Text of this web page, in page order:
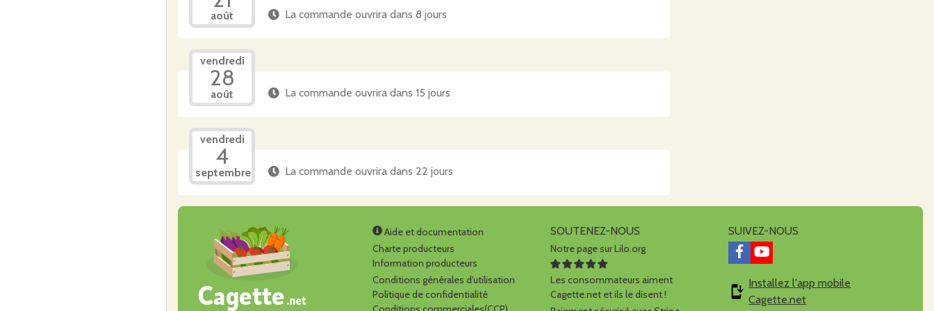
août La commande ouvrira dans 8 jours
vendredi
28
août La commande ouvrira dans 15 jours
vendredi
4
septembre La commande ouvrira dans 22 jours
Aide et documentation
Charte producteurs
Information producteurs
Conditions générales d'utilisation
Politique de confidentialité
SOUTENEZ-NOUS
Notre page sur Lilo.org
Les consommateurs aiment
Cagette.net et ils le disent !
SUIVEZ-NOUS
Installez l'app mobile
Cagette.net